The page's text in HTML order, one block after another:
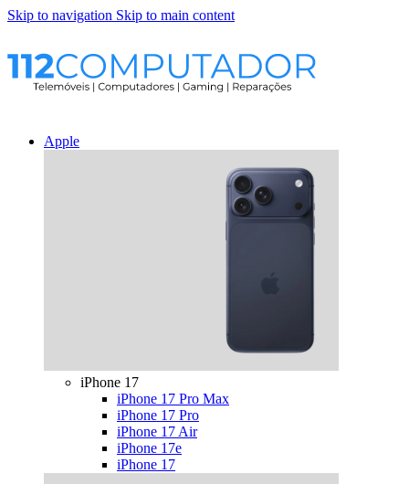
Skip to navigation Skip to main content
Apple
iPhone 17
iPhone 17 Pro Max
iPhone 17 Pro
iPhone 17 Air
iPhone 17e
iPhone 17